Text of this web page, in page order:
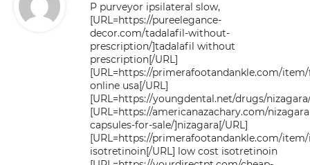
P purveyor ipsilateral slow,
[URL=https://pureelegance-
decor.com/tadalafil-without-
prescription/]tadalafil without
prescription[/URL]
[URL=https://primerafootandankle.com/
online usa[/URL]
[URL=https://youngdental.net/drugs/
[URL=https://americanazachary.com/
capsules-for-sale/]nizagara[/URL]
[URL=https://primerafootandankle.com/
isotretinoin[/URL] low cost isotretinoin